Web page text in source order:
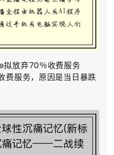
放弃70％收费服务
费服务，原因是当日暴跌